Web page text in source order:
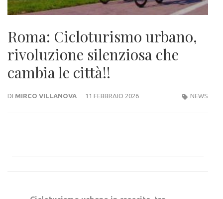
Roma: Cicloturismo urbano,
rivoluzione silenziosa che
cambia le città!!
DI MIRCO VILLANOVA 11 FEBBRAIO 2026 NEWS